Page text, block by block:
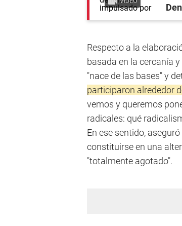
Respecto a la
basada en la cercanía
"nace de las bases" y
participaron alrededor
vemos y queremos
radicales: qué
En ese sentido,
constituirse en una
"totalmente agotado".